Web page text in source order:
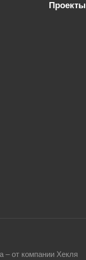
Проекты
– от компании Хекля